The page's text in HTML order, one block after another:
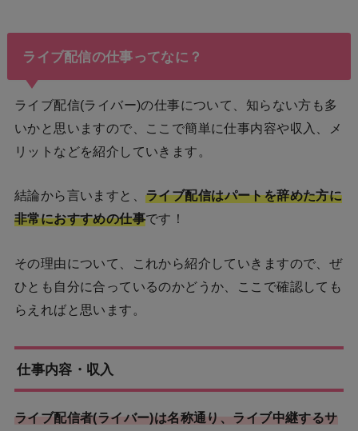
ライブ配信の仕事ってなに？
ライブ配信(ライバー)の仕事について、知らない方も多
いかと思いますので、ここで簡単に仕事内容や収入、メ
リットなどを紹介していきます。
結論から言いますと、ライブ配信はパートを辞めた方に
非常におすすめの仕事です！
その理由について、これから紹介していきますので、ぜ
ひとも自分に合っているのかどうか、ここで確認しても
らえればと思います。
仕事内容・収入
ライブ配信者(ライバー)は名称通り、 ライブ中継するサ